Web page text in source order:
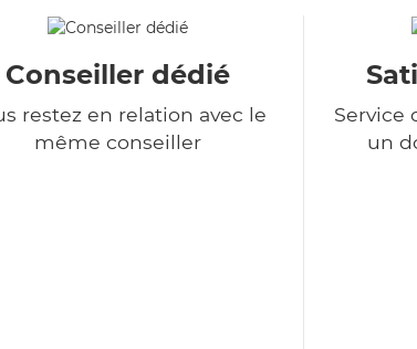
Conseiller dédié
restez en relation avec le
même conseiller
Service
un